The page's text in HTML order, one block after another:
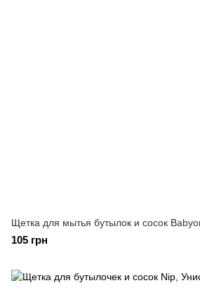
Щетка для мытья бутылок и сосок
105 грн